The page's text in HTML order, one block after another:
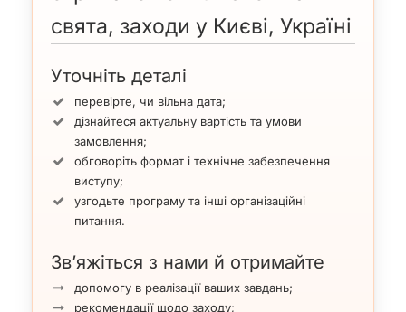
свята, заходи у Києві, Україні
Уточніть деталі
перевірте, чи вільна дата;
дізнайтеся актуальну вартість та умови
замовлення;
обговоріть формат і технічне забезпечення
виступу;
узгодьте програму та інші організаційні
питання.
Зв’яжіться з нами й отримайте
допомогу в реалізації ваших завдань;
рекомендації щодо заходу;